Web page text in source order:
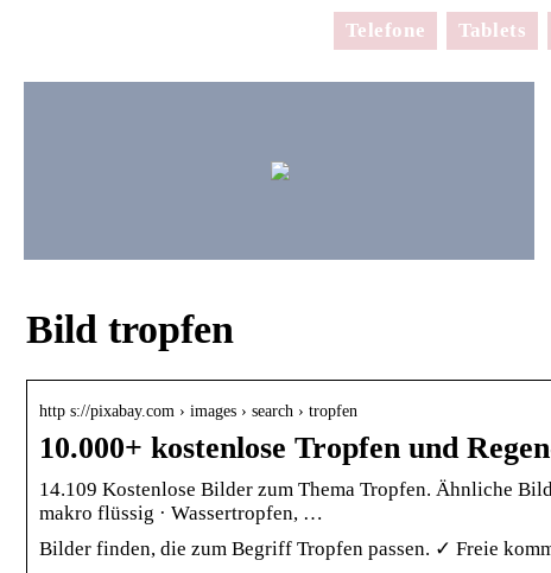
Telefone Tablets
Bild tropfen
http s://pixabay.com › images › search › tropfen
10.000+ kostenlose Tropfen und
14.109 Kostenlose Bilder zum Thema Tropfen. Ähnliche
makro flüssig · Wassertropfen, …
Bilder finden, die zum Begriff Tropfen passen. ✓ Freie